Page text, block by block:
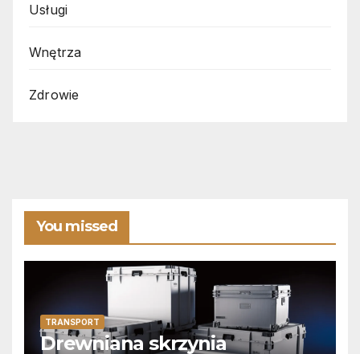
Usługi
Wnętrza
Zdrowie
You missed
TRANSPORT
Drewniana skrzynia